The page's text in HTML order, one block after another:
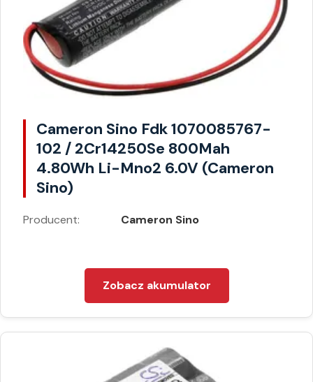
Cameron Sino Fdk 1070085767-
102 / 2Cr14250Se 800Mah
4.80Wh Li-Mno2 6.0V (Cameron
Sino)
Producent: Cameron Sino
Zobacz akumulator